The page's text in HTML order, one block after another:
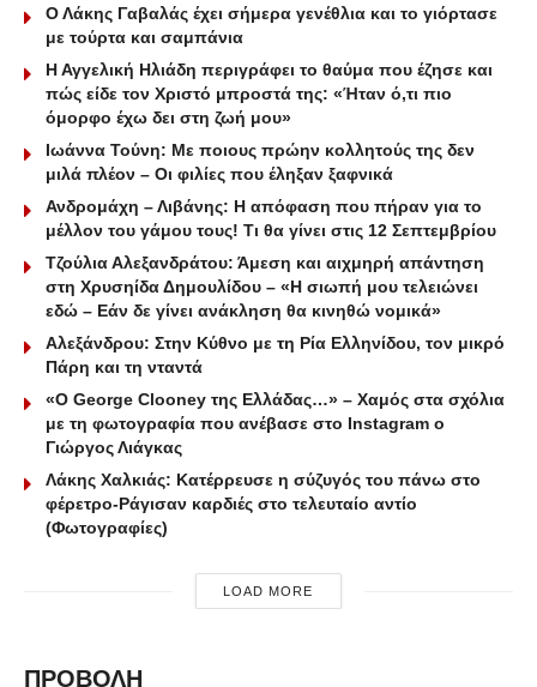
Ο Λάκης Γαβαλάς έχει σήμερα γενέθλια και το γιόρτασε
με τούρτα και σαμπάνια
Η Αγγελική Ηλιάδη περιγράφει το θαύμα που έζησε και
πώς είδε τον Χριστό μπροστά της: «Ήταν ό,τι πιο
όμορφο έχω δει στη ζωή μου»
Ιωάννα Τούνη: Με ποιους πρώην κολλητούς της δεν
μιλά πλέον – Οι φιλίες που έληξαν ξαφνικά
Ανδρομάχη – Λιβάνης: Η απόφαση που πήραν για το
μέλλον του γάμου τους! Τι θα γίνει στις 12 Σεπτεμβρίου
Τζούλια Αλεξανδράτου: Άμεση και αιχμηρή απάντηση
στη Χρυσηίδα Δημουλίδου – «Η σιωπή μου τελειώνει
εδώ – Εάν δε γίνει ανάκληση θα κινηθώ νομικά»
Αλεξάνδρου: Στην Κύθνο με τη Ρία Ελληνίδου, τον μικρό
Πάρη και τη νταντά
«Ο George Clooney της Ελλάδας…» – Χαμός στα σχόλια
με τη φωτογραφία που ανέβασε στο Instagram ο
Γιώργος Λιάγκας
Λάκης Χαλκιάς: Κατέρρευσε η σύζυγός του πάνω στο
φέρετρο-Ράγισαν καρδιές στο τελευταίο αντίο
(Φωτογραφίες)
LOAD MORE
ΠΡΟΒΟΛΗ